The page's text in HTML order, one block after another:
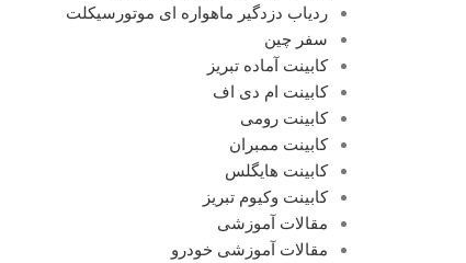
ردیاب دزدگیر ماهواره ای موتورسیکلت
سفر چین
کابینت آماده تبریز
کابینت ام دی اف
کابینت رومی
کابینت ممبران
کابینت هایگلس
کابینت وکیوم تبریز
مقالات آموزشی
مقالات آموزشی خودرو